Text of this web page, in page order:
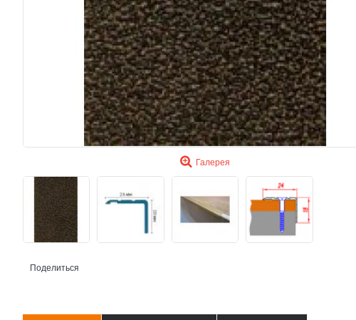
Галерея
Поделиться